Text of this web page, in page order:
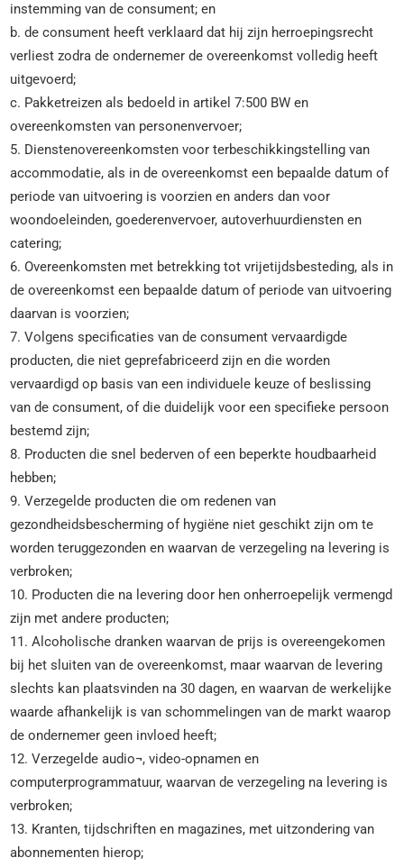
instemming van de consument; en
b. de consument heeft verklaard dat hij zijn herroepingsrecht
verliest zodra de ondernemer de overeenkomst volledig heeft
uitgevoerd;
c. Pakketreizen als bedoeld in artikel 7:500 BW en
overeenkomsten van personenvervoer;
5. Dienstenovereenkomsten voor terbeschikkingstelling van
accommodatie, als in de overeenkomst een bepaalde datum of
periode van uitvoering is voorzien en anders dan voor
woondoeleinden, goederenvervoer, autoverhuurdiensten en
catering;
6. Overeenkomsten met betrekking tot vrijetijdsbesteding, als in
de overeenkomst een bepaalde datum of periode van uitvoering
daarvan is voorzien;
7. Volgens specificaties van de consument vervaardigde
producten, die niet geprefabriceerd zijn en die worden
vervaardigd op basis van een individuele keuze of beslissing
van de consument, of die duidelijk voor een specifieke persoon
bestemd zijn;
8. Producten die snel bederven of een beperkte houdbaarheid
hebben;
9. Verzegelde producten die om redenen van
gezondheidsbescherming of hygiëne niet geschikt zijn om te
worden teruggezonden en waarvan de verzegeling na levering is
verbroken;
10. Producten die na levering door hen onherroepelijk vermengd
zijn met andere producten;
11. Alcoholische dranken waarvan de prijs is overeengekomen
bij het sluiten van de overeenkomst, maar waarvan de levering
slechts kan plaatsvinden na 30 dagen, en waarvan de werkelijke
waarde afhankelijk is van schommelingen van de markt waarop
de ondernemer geen invloed heeft;
12. Verzegelde audio¬, video-opnamen en
computerprogrammatuur, waarvan de verzegeling na levering is
verbroken;
13. Kranten, tijdschriften en magazines, met uitzondering van
abonnementen hierop;